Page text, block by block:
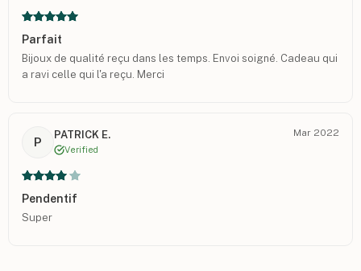
Parfait
Bijoux de qualité reçu dans les temps. Envoi soigné. Cadeau qui
a ravi celle qui l'a reçu. Merci
P
PATRICK E.
Verified
Mar 2022
Pendentif
Super